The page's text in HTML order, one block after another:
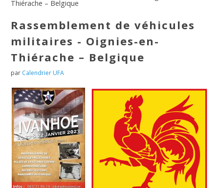
Thiérache – Belgique
Rassemblement de véhicules
militaires - Oignies-en-
Thiérache – Belgique
par Calendrier UFA